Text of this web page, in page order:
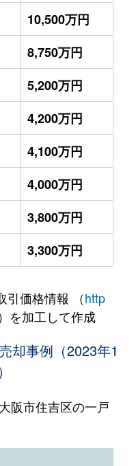
10,500万円
8,750万円
5,200万円
4,200万円
4,100万円
4,000万円
3,800万円
3,300万円
引価格情報 （http
を加工して作成
却事例（2023年1
阪市住吉区の一戸